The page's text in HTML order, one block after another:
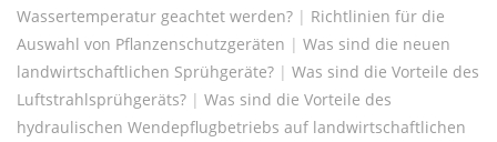
Wassertemperatur geachtet werden? | Richtlinien für die
Auswahl von Pflanzenschutzgeräten | Was sind die neuen
landwirtschaftlichen Sprühgeräte? | Was sind die Vorteile des
Luftstrahlsprühgeräts? | Was sind die Vorteile des
hydraulischen Wendepflugbetriebs auf landwirtschaftlichen